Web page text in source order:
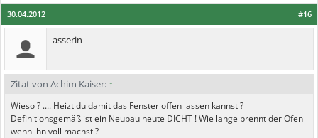
#16
30.04.2012
asserin
Zitat von Achim Kaiser: ↑
Wieso ? .... Heizt du damit das Fenster offen lassen kannst ?
Definitionsgemäß ist ein Neubau heute DICHT ! Wie lange brennt der Ofen
wenn ihn voll machst ?